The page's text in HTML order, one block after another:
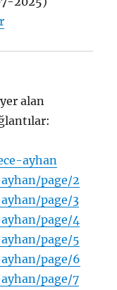
alan
ayhan
page/2
page/3
page/4
page/5
page/6
page/7